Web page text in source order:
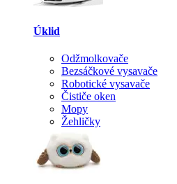
Úklid
Odžmolkovače
Bezsáčkové vysavače
Robotické vysavače
Čističe oken
Mopy
Žehličky